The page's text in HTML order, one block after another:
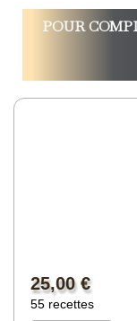
POUR
25,00 €
55 recettes